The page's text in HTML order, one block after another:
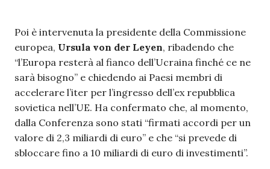
Poi è intervenuta la presidente della Commissione
europea, Ursula von der Leyen, ribadendo che
“l’Europa resterà al fianco dell’Ucraina finché ce ne
sarà bisogno” e chiedendo ai Paesi membri di
accelerare l’iter per l’ingresso dell’ex repubblica
sovietica nell’UE. Ha confermato che, al momento,
dalla Conferenza sono stati “firmati accordi per un
valore di 2,3 miliardi di euro” e che “si prevede di
sbloccare fino a 10 miliardi di euro di investimenti”.